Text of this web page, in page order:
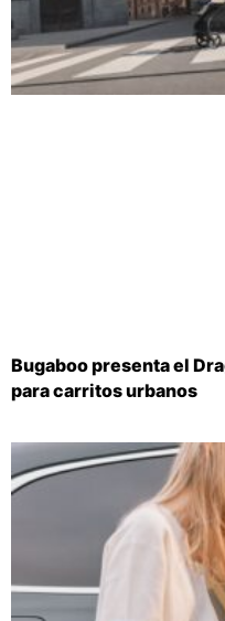
Bugaboo presenta el
para carritos urbanos